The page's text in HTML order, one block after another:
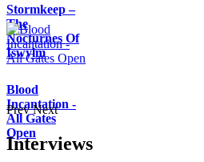
Stormkeep –
The
Nocturnes Of
Iswylm
Blood
Incantation -
All Gates
Open
Prev Next
Interviews